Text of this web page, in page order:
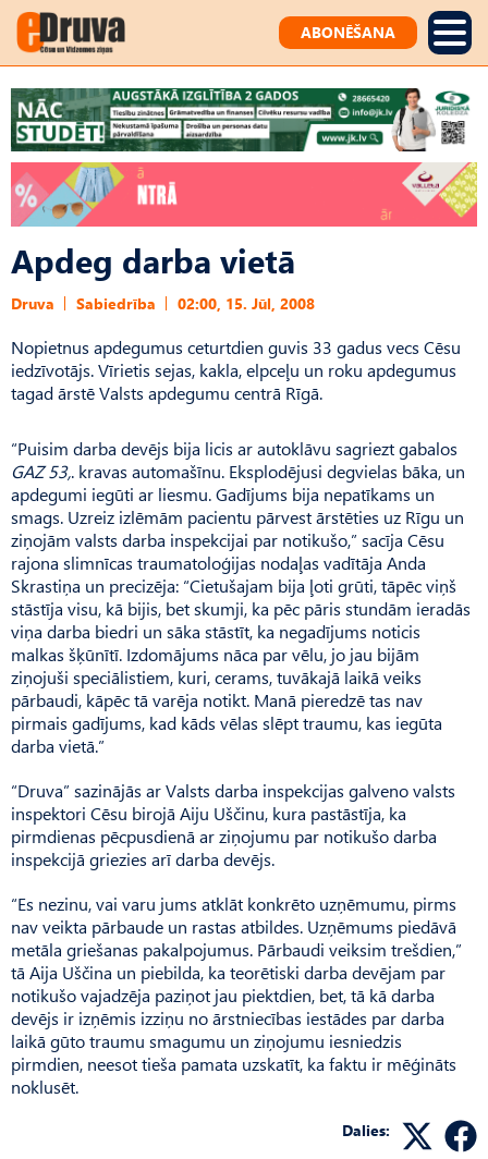
ABONĒŠANA
Apdeg darba vietā
Druva Sabiedrība 02:00, 15. Jūl, 2008
Nopietnus apdegumus ceturtdien guvis 33 gadus vecs Cēsu
iedzīvotājs. Vīrietis sejas, kakla, elpceļu un roku apdegumus
tagad ārstē Valsts apdegumu centrā Rīgā.
“Puisim darba devējs bija licis ar autoklāvu sagriezt gabalos
GAZ 53,. kravas automašīnu. Eksplodējusi degvielas bāka, un
apdegumi iegūti ar liesmu. Gadījums bija nepatīkams un
smags. Uzreiz izlēmām pacientu pārvest ārstēties uz Rīgu un
ziņojām valsts darba inspekcijai par notikušo,” sacīja Cēsu
rajona slimnīcas traumatoloģijas nodaļas vadītāja Anda
Skrastiņa un precizēja: “Cietušajam bija ļoti grūti, tāpēc viņš
stāstīja visu, kā bijis, bet skumji, ka pēc pāris stundām ieradās
viņa darba biedri un sāka stāstīt, ka negadījums noticis
malkas šķūnītī. Izdomājums nāca par vēlu, jo jau bijām
ziņojuši speciālistiem, kuri, cerams, tuvākajā laikā veiks
pārbaudi, kāpēc tā varēja notikt. Manā pieredzē tas nav
pirmais gadījums, kad kāds vēlas slēpt traumu, kas iegūta
darba vietā.”
“Druva” sazinājās ar Valsts darba inspekcijas galveno valsts
inspektori Cēsu birojā Aiju Uščinu, kura pastāstīja, ka
pirmdienas pēcpusdienā ar ziņojumu par notikušo darba
inspekcijā griezies arī darba devējs.
“Es nezinu, vai varu jums atklāt konkrēto uzņēmumu, pirms
nav veikta pārbaude un rastas atbildes. Uzņēmums piedāvā
metāla griešanas pakalpojumus. Pārbaudi veiksim trešdien,”
tā Aija Uščina un piebilda, ka teorētiski darba devējam par
notikušo vajadzēja paziņot jau piektdien, bet, tā kā darba
devējs ir izņēmis izziņu no ārstniecības iestādes par darba
laikā gūto traumu smagumu un ziņojumu iesniedzis
pirmdien, neesot tieša pamata uzskatīt, ka faktu ir mēģināts
noklusēt.
Dalies: